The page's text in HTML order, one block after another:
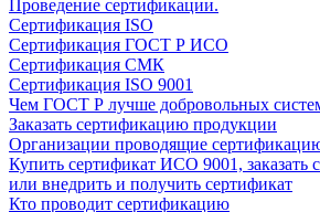
Проведение сертификации.
Сертификация ISO
Сертификация ГОСТ Р ИСО
Сертификация СМК
Сертификация ISO 9001
Чем ГОСТ Р лучше добровольных
Заказать сертификацию продукции
Организации проводящие
Купить сертификат ИСО 9001, заказать
или внедрить и получить сертификат
Кто проводит сертификацию